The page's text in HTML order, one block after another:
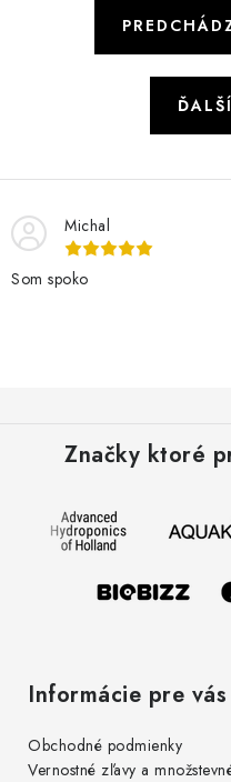
Michal
Som spoko
Značky ktoré
Informácie pre vás
Obchodné podmienky
Vernostné zľavy a